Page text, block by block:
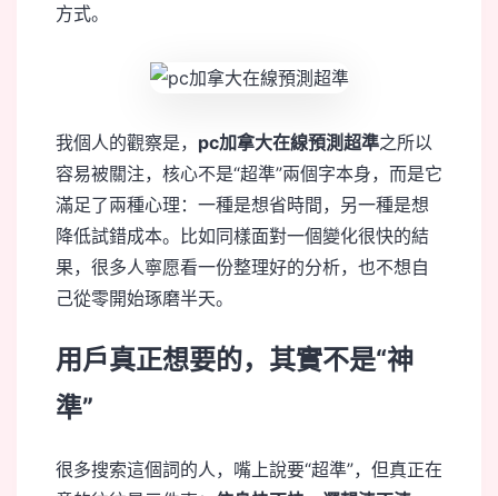
方式。
我個人的觀察是， pc加拿大在線預測超準之所以
容易被關注，核心不是“超準”兩個字本身，而是它
滿足了兩種心理：一種是想省時間，另一種是想
降低試錯成本。比如同樣面對一個變化很快的結
果，很多人寧愿看一份整理好的分析，也不想自
己從零開始琢磨半天。
用戶真正想要的，其實不是“神
準”
很多搜索這個詞的人，嘴上說要“超準”，但真正在